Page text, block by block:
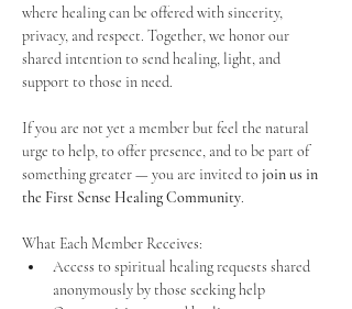
where healing can be offered with sincerity,
privacy, and respect. Together, we honor our
shared intention to send healing, light, and
support to those in need.
If you are not yet a member but feel the natural
urge to help, to offer presence, and to be part of
something greater — you are invited to join us in
the First Sense Healing Community.
What Each Member Receives:
Access to spiritual healing requests shared
anonymously by those seeking help